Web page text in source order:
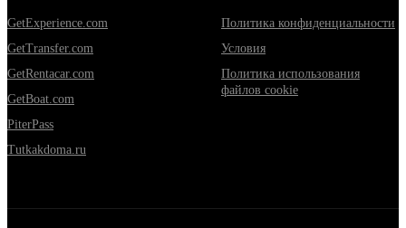
GetExperience.com
GetTransfer.com
GetRentacar.com
GetBoat.com
PiterPass
Tutkakdoma.ru
Политика конфиденциальности
Условия
Политика использования
файлов cookie